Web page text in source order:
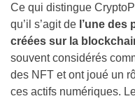
Ce qui distingue
qu’il s’agit de l’une
créées sur la
souvent considérés
des NFT et ont joué un
ces actifs numériques.